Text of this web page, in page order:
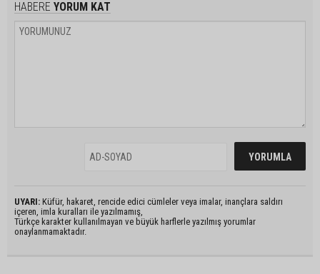
HABERE YORUM KAT
UYARI: Küfür, hakaret, rencide edici cümleler veya imalar, inançlara saldırı
içeren, imla kuralları ile yazılmamış,
Türkçe karakter kullanılmayan ve büyük harflerle yazılmış yorumlar
onaylanmamaktadır.